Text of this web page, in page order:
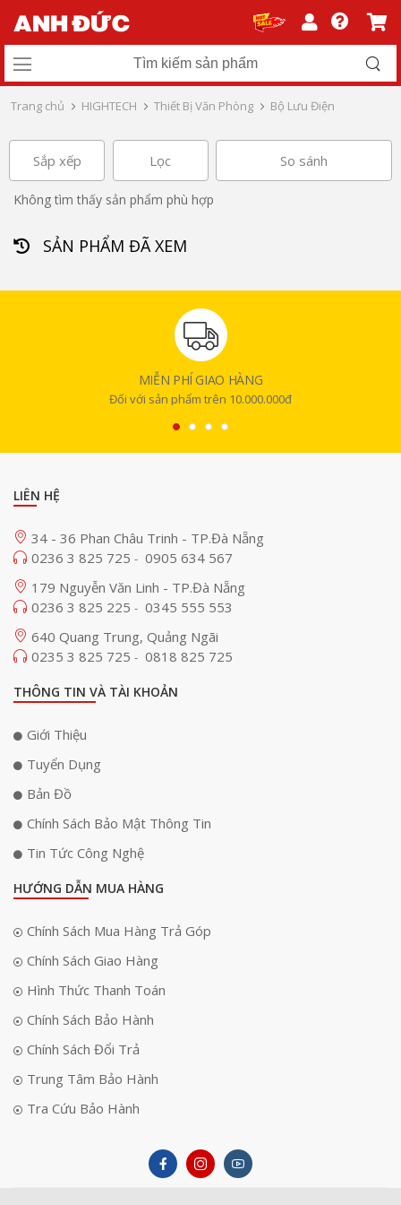
Trang chủ HIGHTECH Thiết Bị Văn Phòng Bộ Lưu Điện
Sắp xếp Lọc So sánh
Không tìm thấy sản phẩm phù hợp
SẢN PHẨM ĐÃ XEM
MIỄN PHÍ GIAO HÀNG
Đối với sản phẩm trên 10.000.000đ
LIÊN HỆ
34 - 36 Phan Châu Trinh - TP.Đà Nẵng
0236 3 825 725 - 0905 634 567
179 Nguyễn Văn Linh - TP.Đà Nẵng
0236 3 825 225 - 0345 555 553
640 Quang Trung, Quảng Ngãi
0235 3 825 725 - 0818 825 725
THÔNG TIN VÀ TÀI KHOẢN
Giới Thiệu
Tuyển Dụng
Bản Đồ
Chính Sách Bảo Mật Thông Tin
Tin Tức Công Nghệ
HƯỚNG DẪN MUA HÀNG
Chính Sách Mua Hàng Trả Góp
Chính Sách Giao Hàng
Hình Thức Thanh Toán
Chính Sách Bảo Hành
Chính Sách Đổi Trả
Trung Tâm Bảo Hành
Tra Cứu Bảo Hành